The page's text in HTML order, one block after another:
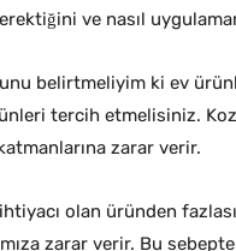
ve nasıl
belirtmeliyim ki ev
tercih etmelisiniz.
zarar verir.
olan üründen
zarar verir. Bu